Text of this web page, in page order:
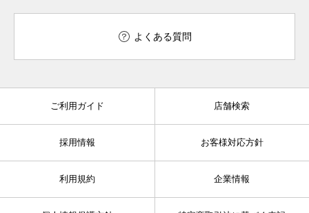
よくある質問
ご利用ガイド 店舗検索
採用情報 お客様対応方針
利用規約 企業情報